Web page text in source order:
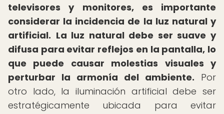
televisores y monitores, es importante
considerar la incidencia de la luz natural y
artificial. La luz natural debe ser suave y
difusa para evitar reflejos en la pantalla, lo
que puede causar molestias visuales y
perturbar la armonía del ambiente. Por
otro lado, la iluminación artificial debe ser
estratégicamente ubicada para evitar